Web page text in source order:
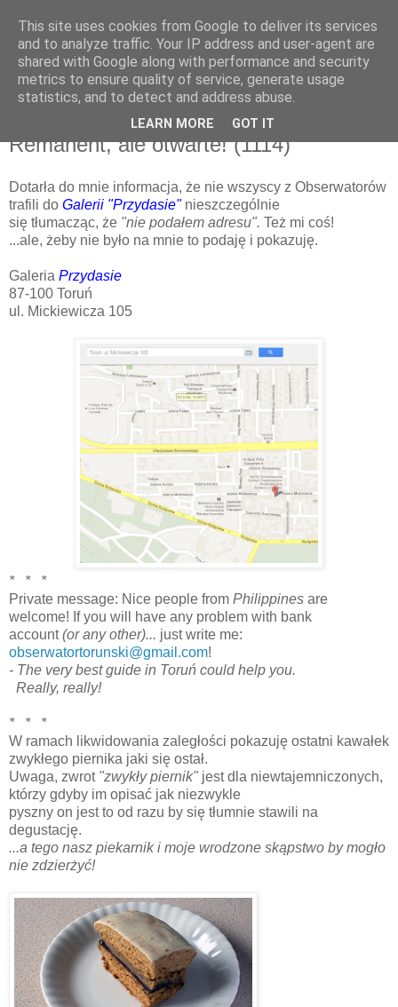
czwartek, 3 stycznia 2013
Remanent, ale otwarte! (1114)
Dotarła do mnie informacja, że nie wszyscy z Obserwatorów
trafili do Galerii "Przydasie"nieszczególnie
się tłumacząc, że "nie podałem adresu". Też mi coś!
...ale, żeby nie było na mnie to podaję i pokazuję.
Galeria Przydasie
87-100 Toruń
ul. Mickiewicza 105
* * *
Private message: Nice people from Philippines are
welcome! If you will have any problem with bank
account(or any other)... just write me:
obserwatortorunski@gmail.com!
- The very best guide in Toruń could help you.
Really, really!
* * *
W ramach likwidowania zaległości pokazuję ostatni kawałek
zwykłego piernika jaki się ostał.
Uwaga, zwrot "zwykły piernik" jest dla niewtajemniczonych,
którzy gdyby im opisać jak niezwykle
pyszny on jest to od razu by się tłumnie stawili na
degustację.
...a tego nasz piekarnik i moje wrodzone skąpstwo by mogło
nie zdzierżyć!
This site uses cookies from Google to deliver its services
and to analyze traffic. Your IP address and user-agent are
shared with Google along with performance and security
metrics to ensure quality of service, generate usage
statistics, and to detect and address abuse.
LEARN MORE GOT IT